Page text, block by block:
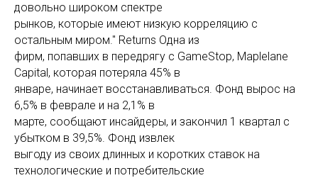
довольно широком спектре
рынков, которые имеют низкую корреляцию с
остальным миром." Returns Одна из
фирм, попавших в передрягу с GameStop, Maplelane
Capital, которая потеряла 45% в
январе, начинает восстанавливаться. Фонд вырос на
6,5% в феврале и на 2,1% в
марте, сообщают инсайдеры, и закончил 1 квартал с
убытком в 39,5%. Фонд извлек
выгоду из своих длинных и коротких ставок на
технологические и потребительские